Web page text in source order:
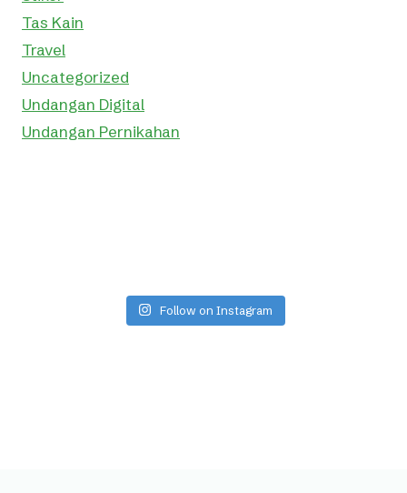
Tas Kain
Travel
Uncategorized
Undangan Digital
Undangan Pernikahan
Follow on Instagram